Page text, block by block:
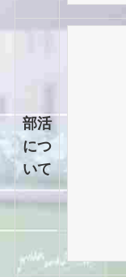
部活
につ
いて